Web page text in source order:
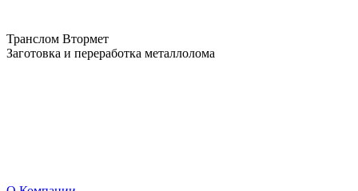
Транслом Втормет
Заготовка и переработка металлолома